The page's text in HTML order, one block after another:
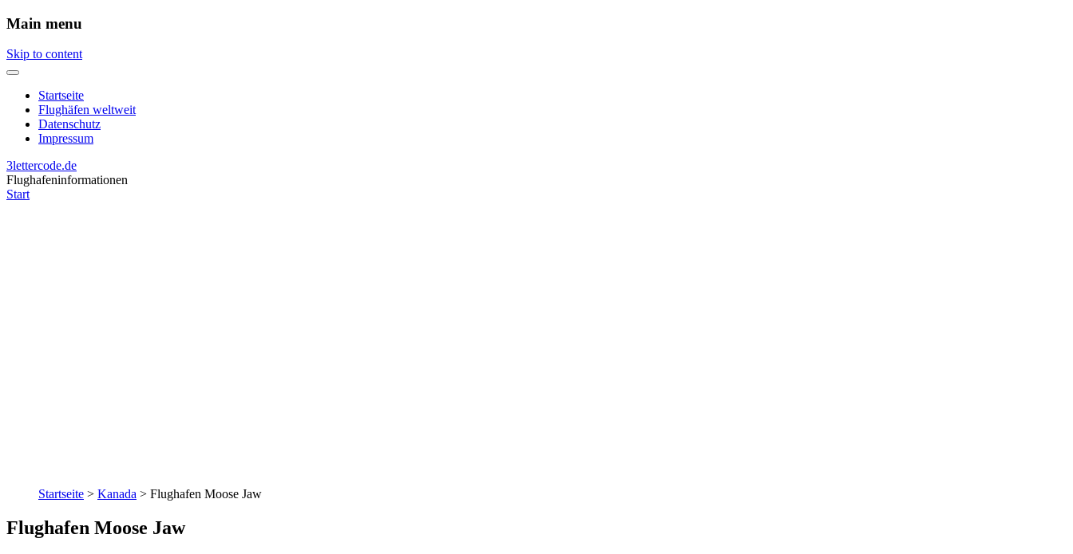
Main menu
Skip to content
Startseite
Flughäfen weltweit
Datenschutz
Impressum
3lettercode.de
Flughafeninformationen
Start
Startseite > Kanada > Flughafen Moose Jaw
Flughafen Moose Jaw